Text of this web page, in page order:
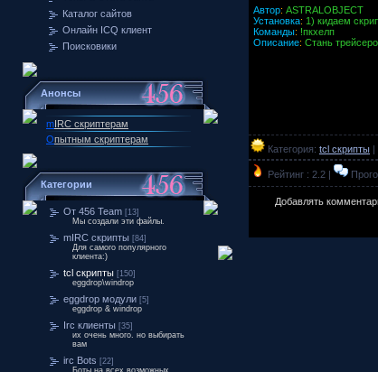
Каталог сайтов
Онлайн ICQ клиент
Поисковики
Анонсы
mIRC скриптерам
Опытным скриптерам
Категории
От 456 Team [13]
Мы создали эти файлы.
mIRC скрипты [84]
Для самого популярного
клиента:)
tcl скрипты [150]
eggdrop\windrop
eggdrop модули [5]
eggdrop & windrop
Irc клиенты [35]
их очень много. но выбирать
вам
irc Bots [22]
Боты на всех возможных
Автор: ASTRALOBJECT
Установка: 1) кидаем
Команды: !пкхелп
Описание: Стань
Категория: tcl скрипты |
Рейтинг : 2.2 |
Добавлять